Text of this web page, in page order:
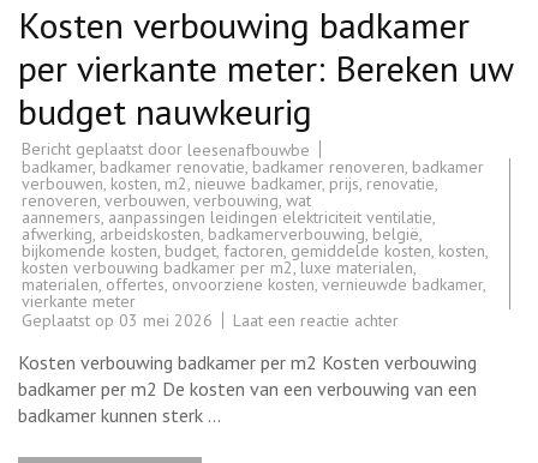
Kosten verbouwing badkamer
per vierkante meter: Bereken uw
budget nauwkeurig
Bericht geplaatst door leesenafbouwbe
badkamer, badkamer renovatie, badkamer renoveren, badkamer
verbouwen, kosten, m2, nieuwe badkamer, prijs, renovatie,
renoveren, verbouwen, verbouwing, wat
aannemers, aanpassingen leidingen elektriciteit ventilatie,
afwerking, arbeidskosten, badkamerverbouwing, belgië,
bijkomende kosten, budget, factoren, gemiddelde kosten, kosten,
kosten verbouwing badkamer per m2, luxe materialen,
materialen, offertes, onvoorziene kosten, vernieuwde badkamer,
vierkante meter
Geplaatst op 03 mei 2026 Laat een reactie achterop
verbouwing
badkamer
per
vierkante
Kosten verbouwing badkamer per m2 Kosten verbouwing
badkamer per m2 De kosten van een verbouwing van een
badkamer kunnen sterk …